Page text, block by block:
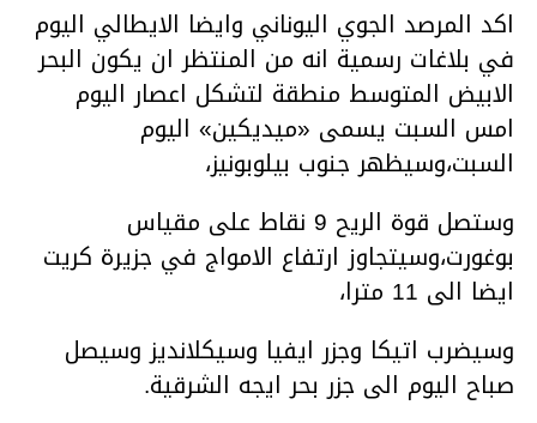
اكد المرصد الجوي اليوناني وايضا الايطالي اليوم
في بلاغات رسمية انه من المنتظر ان يكون البحر
الابيض المتوسط منطقة لتشكل اعصار اليوم
امس السبت يسمى «ميديكين» اليوم
السبت،وسيظهر جنوب بيلوبونيز،
وستصل قوة الريح 9 نقاط على مقياس
بوغورت،وسيتجاوز ارتفاع الامواج في جزيرة كريت
ايضا الى 11 مترا،
وسيضرب اتيكا وجزر ايفيا وسيكلانديز وسيصل
صباح اليوم الى جزر بحر ايجه الشرقية.